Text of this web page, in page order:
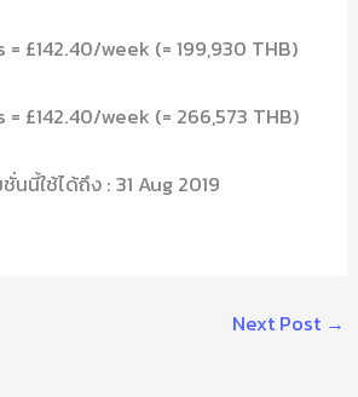
= £142.40/week (= 199,930 THB)
= £142.40/week (= 266,573 THB)
นนี้ใช้ได้ถึง : 31 Aug 2019
Next Post →